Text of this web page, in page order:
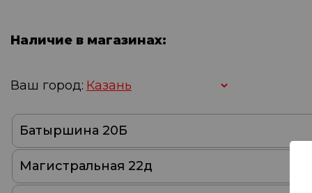
Наличие в магазинах:
Ваш город:
Батыршина 20Б
Магистральная 22д